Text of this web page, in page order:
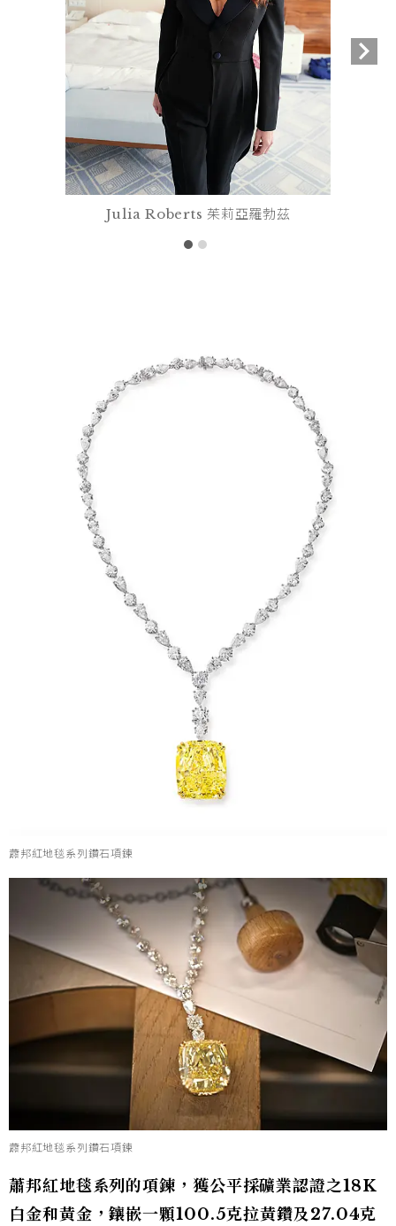
Julia Roberts 茱莉亞羅勃茲
蕭邦紅地毯系列鑽石項鍊
蕭邦紅地毯系列鑽石項鍊
蕭邦紅地毯系列的項鍊，獲公平採礦業認證之18K
白金和黃金，鑲嵌一顆100.5克拉黃鑽及27.04克